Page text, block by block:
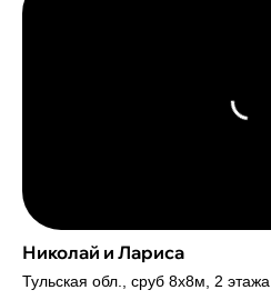
Николай и Лариса
Тульская обл., сруб 8х8м, 2 этажа